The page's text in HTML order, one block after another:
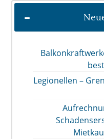
Legionellen –